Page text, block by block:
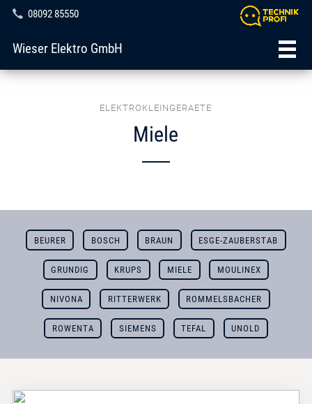
08092 85550
Wieser Elektro GmbH
ELEKTROKLEINGERAETE
Miele
BEURER BOSCH BRAUN ESGE-ZAUBERSTAB
GRUNDIG KRUPS MIELE MOULINEX
NIVONA RITTERWERK ROMMELSBACHER
ROWENTA SIEMENS TEFAL UNOLD